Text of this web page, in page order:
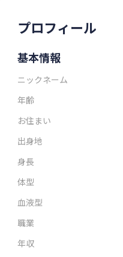
プロフィール
基本情報
ニックネーム
年齢
お住まい
出身地
身長
体型
血液型
職業
年収